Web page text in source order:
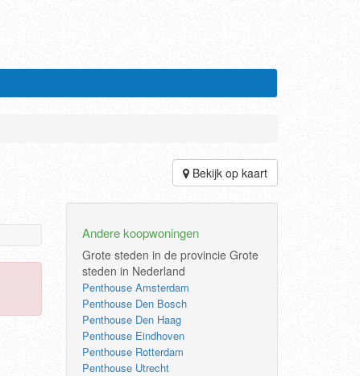
Bekijk op kaart
Andere koopwoningen
Grote steden in de provincie Grote
steden in Nederland
Penthouse Amsterdam
Penthouse Den Bosch
Penthouse Den Haag
Penthouse Eindhoven
Penthouse Rotterdam
Penthouse Utrecht